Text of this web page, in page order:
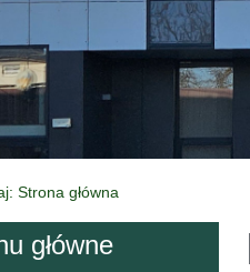
Strona główna
główne